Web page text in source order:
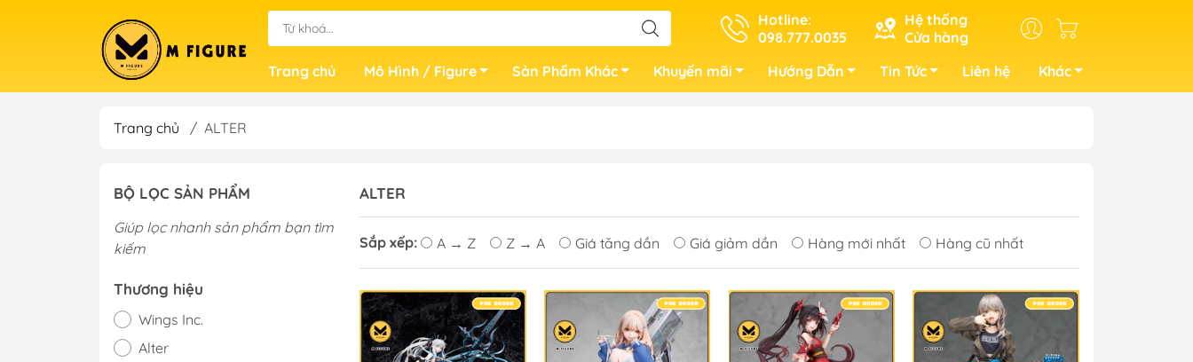
Hotline:
098.777.0035
Hệ thống
Cửa hàng
Trang chủ
Mô Hình / Figure Sản Phẩm Khác Khuyến mãi Hướng Dẫn Tin Tức Liên hệ Khác
Trang chủ / ALTER
ALTER
Sắp xếp: A → Z Z → A Giá tăng dần Giá giảm dần Hàng mới nhất Hàng cũ nhất
BỘ LỌC SẢN PHẨM
Giúp lọc nhanh sản phẩm bạn tìm
kiếm
Thương hiệu
Wings Inc.
Alter